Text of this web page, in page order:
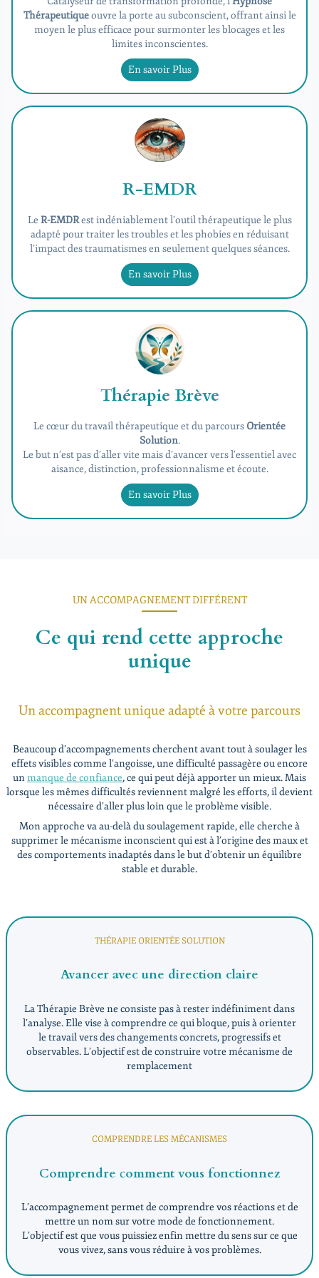
Thérapeutiqueouvre la porte au subconscient, offrant ainsi le
moyen le plus efficace pour surmonter les blocages et les
limites inconscientes.
En savoir Plus
R-EMDR
Le R-EMDRest indéniablement l’outil thérapeutique le plus
adapté pour traiter les troubles et les phobies en réduisant
l’impact des traumatismes en seulement quelques séances.
En savoir Plus
Thérapie Brève
Le cœur du travail thérapeutique et du parcours Orientée
Solution.
Le but n’est pas d’aller vite mais d’avancer vers l’essentiel avec
aisance, distinction, professionnalisme et écoute.
En savoir Plus
UN ACCOMPAGNEMENT DIFFÉRENT
Ce qui rend cette approche
unique
Un accompagnent unique adapté à votre parcours
Beaucoup d’accompagnements cherchent avant tout à soulager les
effets visibles comme l’angoisse, une difficulté passagère ou encore
unmanque de confiance, ce qui peut déjà apporter un mieux. Mais
lorsque les mêmes difficultés reviennent malgré les efforts, il devient
nécessaire d’aller plus loin que le problème visible.
Mon approche va au-delà du soulagement rapide, elle cherche à
supprimer le mécanisme inconscient qui est à l’origine des maux et
des comportements inadaptés dans le but d’obtenir un équilibre
stable et durable.
THÉRAPIE ORIENTÉE SOLUTION
Avancer avec une direction claire
La Thérapie Brève ne consiste pas à rester indéfiniment dans
l’analyse. Elle vise à comprendre ce qui bloque, puis à orienter
le travail vers des changements concrets, progressifs et
observables. L’objectif est de construire votre mécanisme de
remplacement
COMPRENDRE LES MÉCANISMES
Comprendre comment vous fonctionnez
L’accompagnement permet de comprendre vos réactions et de
mettre un nom sur votre mode de fonctionnement.
L’objectif est que vous puissiez enfin mettre du sens sur ce que
vous vivez, sans vous réduire à vos problèmes.